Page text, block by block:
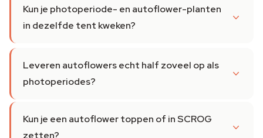
Kun je photoperiode- en autoflower-planten
in dezelfde tent kweken?
Leveren autoflowers echt half zoveel op als
photoperiodes?
Kun je een autoflower toppen of in SCROG
zetten?